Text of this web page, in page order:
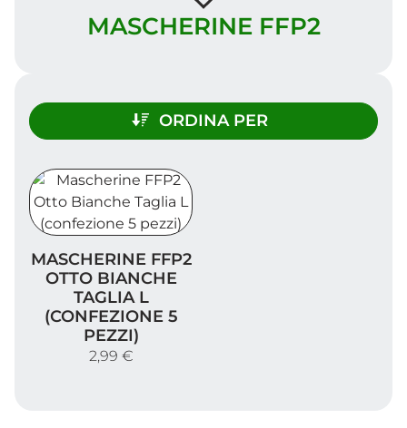
MASCHERINE FFP2
ORDINA PER
MASCHERINE FFP2
OTTO BIANCHE
TAGLIA L
(CONFEZIONE 5
PEZZI)
2,99 €